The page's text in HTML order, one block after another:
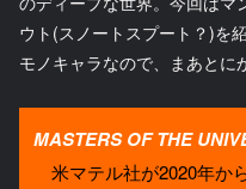
ウト(スノートスプート？)を
モノキャラなので、まあとに
MASTERS OF THE
米マテル社が2020年か